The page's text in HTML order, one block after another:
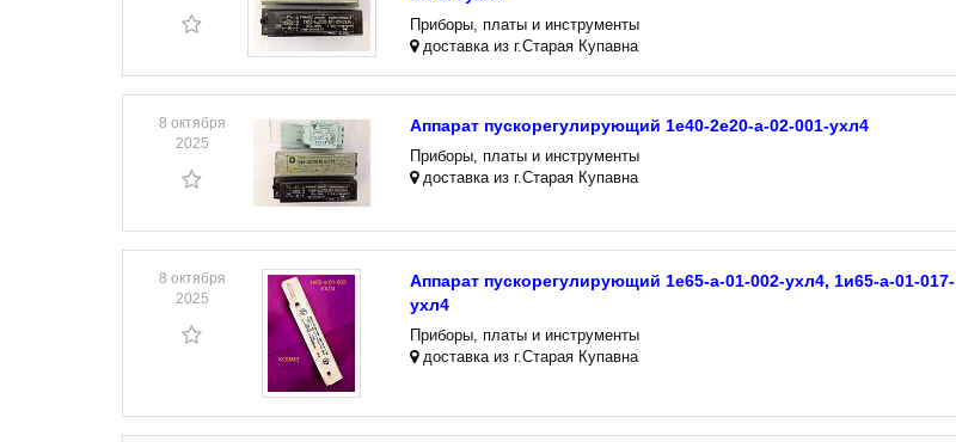
Приборы, платы и инструменты
доставка из г.Старая Купавна
8 октября
2025
Аппарат пускорегулирующий 1е40-2е20-а-02-001-ухл4
Приборы, платы и инструменты
доставка из г.Старая Купавна
8 октября
2025
Аппарат пускорегулирующий 1е65-а-01-002-ухл4, 1и65-а-01-017-
ухл4
Приборы, платы и инструменты
доставка из г.Старая Купавна